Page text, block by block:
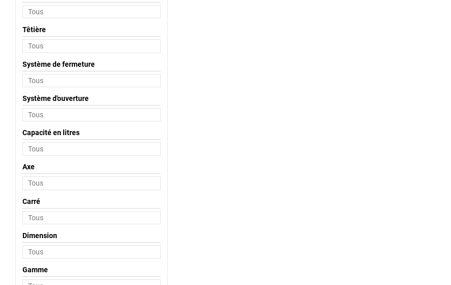
Têtière
Système de fermeture
Système d'ouverture
Capacité en litres
Axe
Carré
Dimension
Gamme